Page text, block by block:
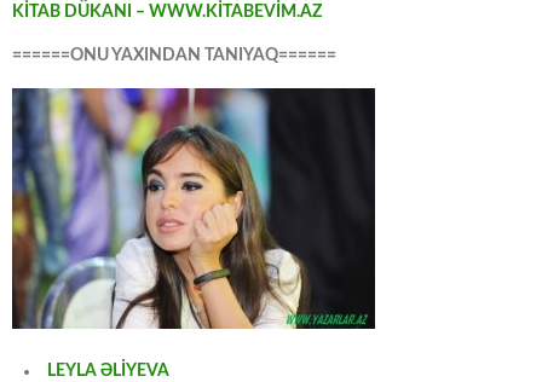
KİTAB DÜKANI – WWW.KİTABEVİM.AZ
======ONU YAXINDAN TANIYAQ======
LEYLA ƏLİYEVA